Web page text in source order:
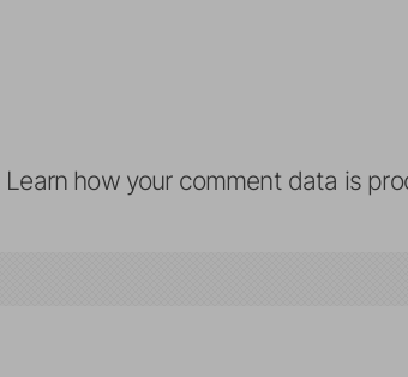
Learn how your comment data is